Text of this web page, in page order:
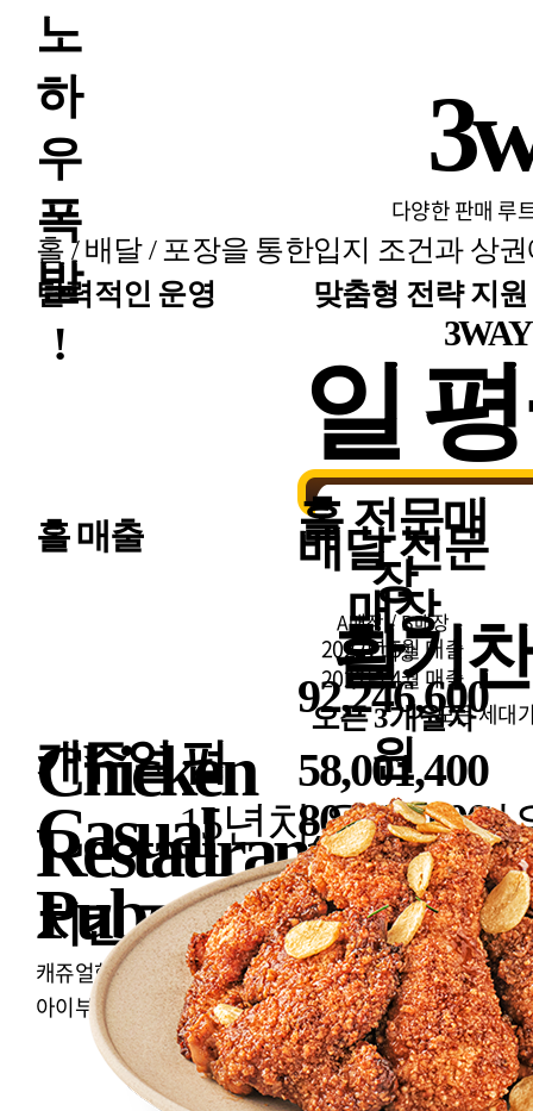
노
하
우
폭
발
!
다양한 판매 루
홀 / 배달 / 포장을 통한
탄력적인 운영
입지 조건과 상
맞춤형 전략 지원
일
홀전문매
장
A매장 / B매장
2022년 5월 매출
92,246,600
원
80,146,100
원
배달전문
매장
C매장
2022년 4월 매출
오픈 3개월차
58,001,400
원
홀 매출
활기
모든 세대
Chicken
Restaurant
치킨 전문점
캐쥬얼한 펍의 공간과 다양한 카테고리의 메뉴로
아이부터 어른까지 다양한 연령층을 흡수합니다.
캐쥬얼 펍
Casual
Pub
15년차 운영 노